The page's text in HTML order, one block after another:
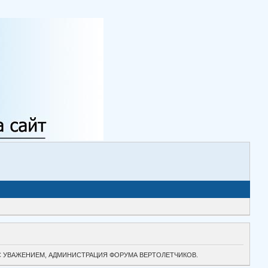
УВАЖЕНИЕМ, АДМИНИСТРАЦИЯ ФОРУМА ВЕРТОЛЕТЧИКОВ.